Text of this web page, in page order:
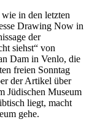
in den letzten
Drawing Now in
der
siehst“ von
Dam in Venlo, die
freien Sonntag
der Artikel über
Jüdischen Museum
liegt, macht
gehe.